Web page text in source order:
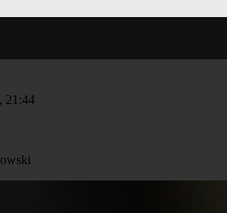
w USA: co zmieni się
21:44